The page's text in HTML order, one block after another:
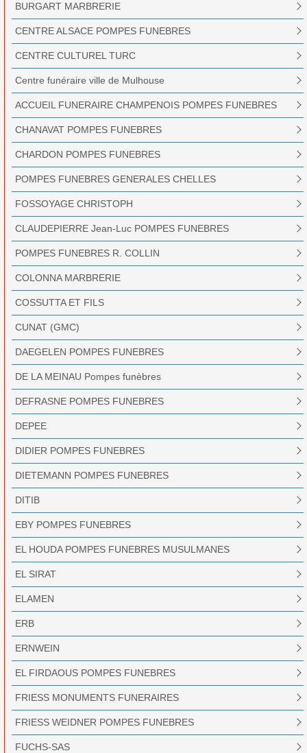
BURGART MARBRERIE
CENTRE ALSACE POMPES FUNEBRES
CENTRE CULTUREL TURC
Centre funéraire ville de Mulhouse
ACCUEIL FUNERAIRE CHAMPENOIS POMPES FUNEBRES
CHANAVAT POMPES FUNEBRES
CHARDON POMPES FUNEBRES
POMPES FUNEBRES GENERALES CHELLES
FOSSOYAGE CHRISTOPH
CLAUDEPIERRE Jean-Luc POMPES FUNEBRES
POMPES FUNEBRES R. COLLIN
COLONNA MARBRERIE
COSSUTTA ET FILS
CUNAT (GMC)
DAEGELEN POMPES FUNEBRES
DE LA MEINAU Pompes funèbres
DEFRASNE POMPES FUNEBRES
DEPEE
DIDIER POMPES FUNEBRES
DIETEMANN POMPES FUNEBRES
DITIB
EBY POMPES FUNEBRES
EL HOUDA POMPES FUNEBRES MUSULMANES
EL SIRAT
ELAMEN
ERB
ERNWEIN
EL FIRDAOUS POMPES FUNEBRES
FRIESS MONUMENTS FUNERAIRES
FRIESS WEIDNER POMPES FUNEBRES
FUCHS-SAS